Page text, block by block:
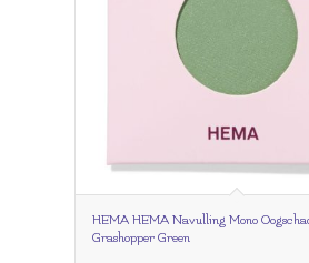
HEMA HEMA Navulling Mono
Grashopper Green